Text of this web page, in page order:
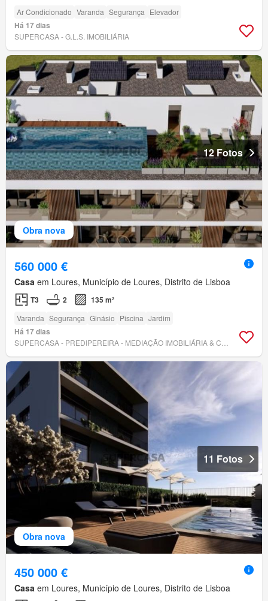
Ar Condicionado Varanda Segurança Elevador
Há 17 dias
SUPERCASA - G.L.S. IMOBILIÁRIA
Obra nova
12 Fotos
560 000 €
Casa em Loures, Município de Loures, Distrito de Lisboa
T3 2 135 m²
Varanda Segurança Ginásio Piscina Jardim
Há 17 dias
Obra nova
11 Fotos
450 000 €
Casa em Loures, Município de Loures, Distrito de Lisboa